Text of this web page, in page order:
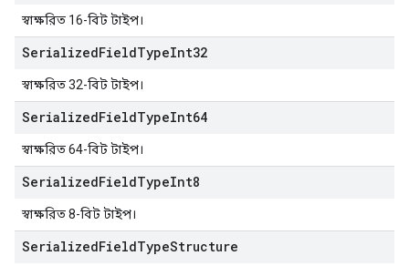
স্বাক্ষরিত 16-বিট টাইপ।
SerializedFieldTypeInt32
স্বাক্ষরিত 32-বিট টাইপ।
SerializedFieldTypeInt64
স্বাক্ষরিত 64-বিট টাইপ।
SerializedFieldTypeInt8
স্বাক্ষরিত 8-বিট টাইপ।
SerializedFieldTypeStructure